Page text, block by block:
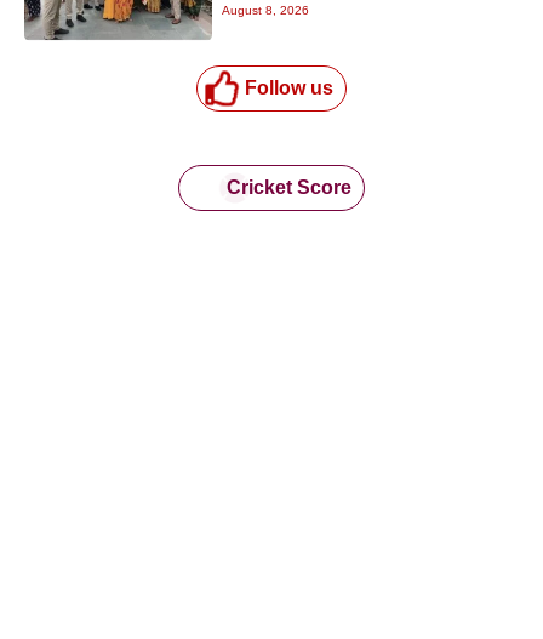
August 8, 2026
Follow us
Cricket Score